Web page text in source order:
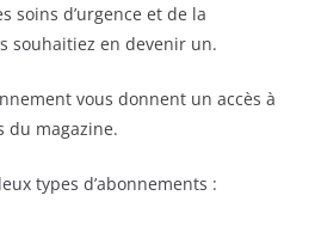
soins d’urgence et de la
souhaitiez en devenir un.
vous donnent un accès à
du magazine.
types d’abonnements :